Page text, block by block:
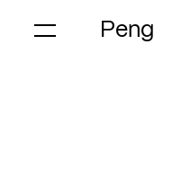
Peng